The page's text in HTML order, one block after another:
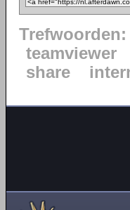
Trefwoorden:
teamviewer
share